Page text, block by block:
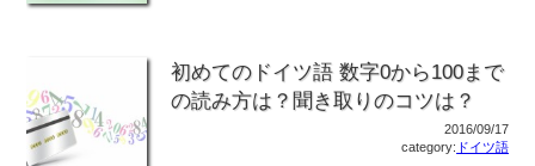
初めてのドイツ語 数字0から100まで
の読み方は？聞き取りのコツは？
2016/09/17
category: ドイツ語